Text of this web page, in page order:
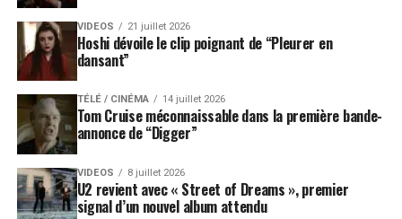
VIDEOS 21 juillet 2026
Hoshi dévoile le clip poignant de “Pleurer en
dansant”
TÉLÉ / CINÉMA 14 juillet 2026
Tom Cruise méconnaissable dans la première bande-
annonce de “Digger”
VIDEOS 8 juillet 2026
U2 revient avec « Street of Dreams », premier
signal d’un nouvel album attendu